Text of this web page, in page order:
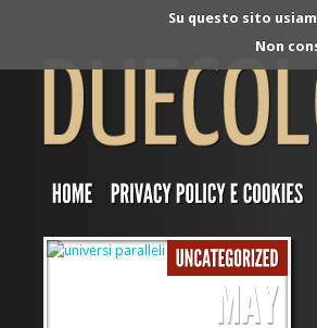
Su questo sito
Non